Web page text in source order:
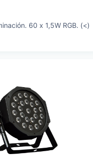
60 x 1,5W RGB. (<)